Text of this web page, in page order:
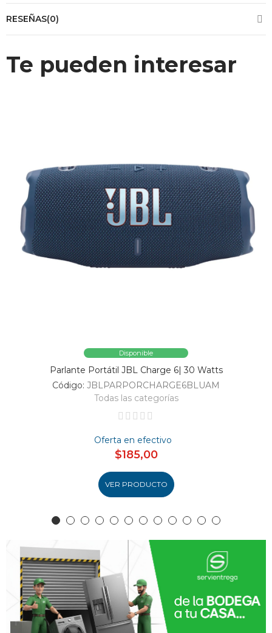
RESEÑAS(0)
Te pueden interesar
Disponible
Parlante Portátil JBL Charge 6| 30 Watts
Código: JBLPARPORCHARGE6BLUAM
Todas las categorías
Oferta en efectivo
$185,00
VER PRODUCTO